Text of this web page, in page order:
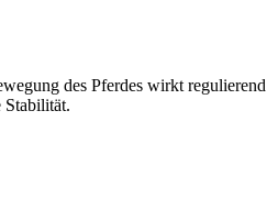
des Pferdes wirkt regulierend
Stabilität.